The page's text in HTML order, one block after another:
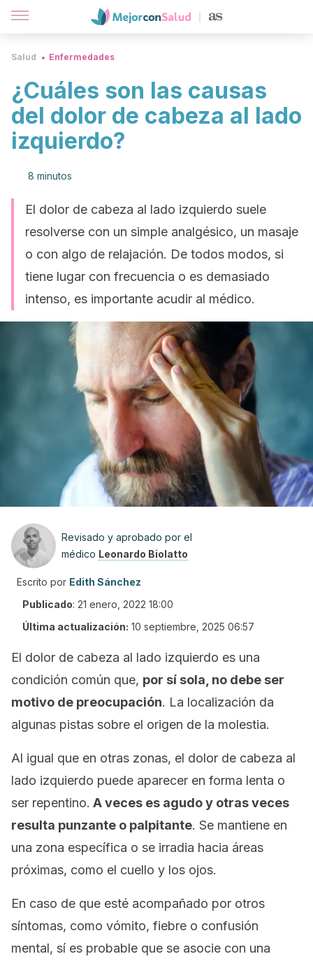
Salud Enfermedades
¿Cuáles son las causas
del dolor de cabeza al lado
izquierdo?
8 minutos
El dolor de cabeza al lado izquierdo suele
resolverse con un simple analgésico, un masaje
o con algo de relajación. De todos modos, si
tiene lugar con frecuencia o es demasiado
intenso, es importante acudir al médico.
Revisado y aprobado por el
médico Leonardo Biolatto
Escrito por Edith Sánchez
Publicado: 21 enero, 2022 18:00
Última actualización: 10 septiembre, 2025 06:57
El dolor de cabeza al lado izquierdo es una
condición común que, por sí sola, no debe ser
motivo de preocupación. La localización da
algunas pistas sobre el origen de la molestia.
Al igual que en otras zonas, el dolor de cabeza al
lado izquierdo puede aparecer en forma lenta o
ser repentino. A veces es agudo y otras veces
resulta punzante o palpitante. Se mantiene en
una zona específica o se irradia hacia áreas
próximas, como el cuello y los ojos.
En caso de que esté acompañado por otros
síntomas, como vómito, fiebre o confusión
mental, sí es probable que se asocie con una